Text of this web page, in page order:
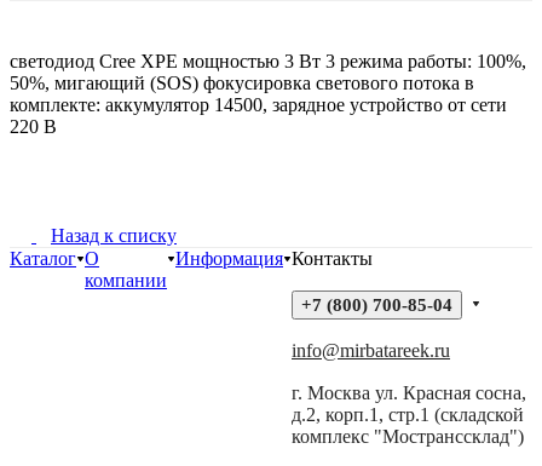
светодиод Cree XPE мощностью 3 Вт 3 режима работы: 100%,
50%, мигающий (SOS) фокусировка светового потока в
комплекте: аккумулятор 14500, зарядное устройство от сети
220 В
Назад к списку
Каталог О
компании
Информация Контакты
+7 (800) 700-85-04
info@mirbatareek.ru
г. Москва ул. Красная сосна,
д.2, корп.1, стр.1 (складской
комплекс "Мостранссклад")